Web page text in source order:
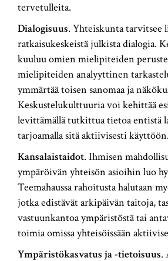
tervetulleita.
Dialogisuus. Yhteiskunta tarvitsee
ratkaisukeskeistä julkista dialogia.
kuuluu omien mielipiteiden
mielipiteiden analyyttinen
ymmärtää toisen sanomaa ja
Keskustelukulttuuria voi kehittää
levittämällä tutkittua tietoa entistä
tarjoamalla sitä aktiivisesti käyttöön.
Kansalaistaidot. Ihmisen
ympäröivän yhteisön asioihin luo
Teemahaussa rahoitusta halutaan
jotka edistävät arkipäivän taitoja,
vastuunkantoa ympäristöstä tai
toimia omissa yhteisöissään
Ympäristökasvatus ja -tietoisuus.